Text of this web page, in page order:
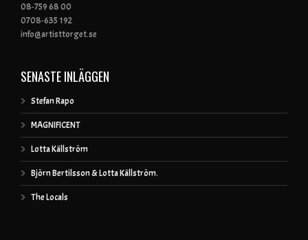
08-759 68 00
0708-635 192
info@artisttorget.se
SENASTE INLÄGGEN
Stefan Rapo
MAGNIFICENT
Lotta Källström
Björn Bertilsson & Lotta Källström.
The Locals